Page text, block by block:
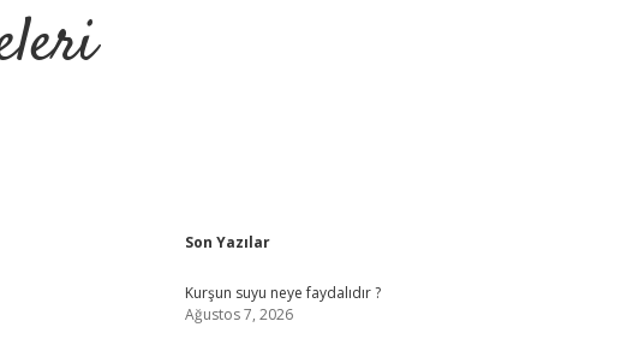
Sidebar
Son Yazılar
Kurşun suyu neye faydalıdır ?
Ağustos 7, 2026